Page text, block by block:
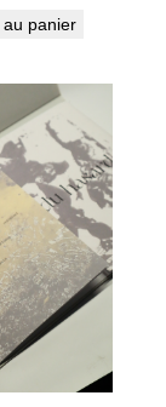
panier